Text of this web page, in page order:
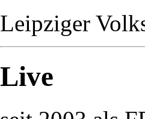
Leipziger
Live